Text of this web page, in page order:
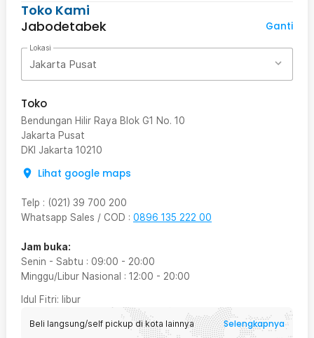
Toko Kami
Jabodetabek
Ganti
Lokasi
Jakarta Pusat
Toko
Bendungan Hilir Raya Blok G1 No. 10
Jakarta Pusat
DKI Jakarta 10210
Lihat google maps
Telp : (021) 39 700 200
Whatsapp Sales / COD : 0896 135 222 00
Jam buka:
Senin - Sabtu : 09:00 - 20:00
Minggu/Libur Nasional : 12:00 - 20:00
Idul Fitri: libur
Beli langsung/self pickup di kota lainnya Selengkapnya